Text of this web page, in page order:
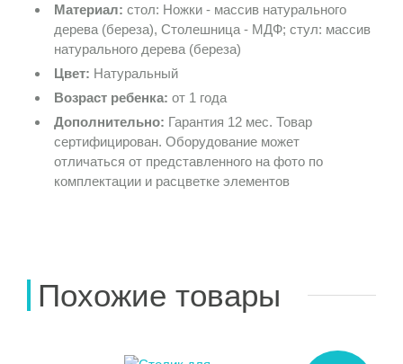
Материал: стол: Ножки - массив натурального
дерева (береза), Столешница - МДФ; стул: массив
натурального дерева (береза)
Цвет: Натуральный
Возраст ребенка: от 1 года
Дополнительно: Гарантия 12 мес. Товар
сертифицирован. Оборудование может
отличаться от представленного на фото по
комплектации и расцветке элементов
Похожие товары